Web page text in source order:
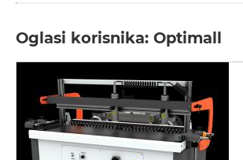
Oglasi korisnika: Optimall